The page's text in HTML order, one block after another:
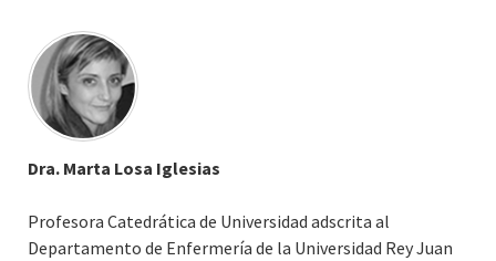
como en Postgrado, en asignaturas relacionadas con la
Bioestadística, la Epidemiología y metodología de la
investigación cuantitativa.
Dra. Marta Losa Iglesias
Profesora Catedrática de Universidad adscrita al
Departamento de Enfermería de la Universidad Rey Juan